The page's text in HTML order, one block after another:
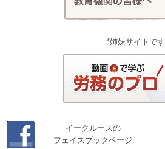
*姉妹サイトです
イークルースの
フェイスブックページ